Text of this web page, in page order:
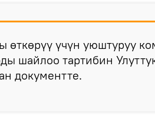
өткөрүү үчүн уюштуруу
шайлоо тартибин
документте.